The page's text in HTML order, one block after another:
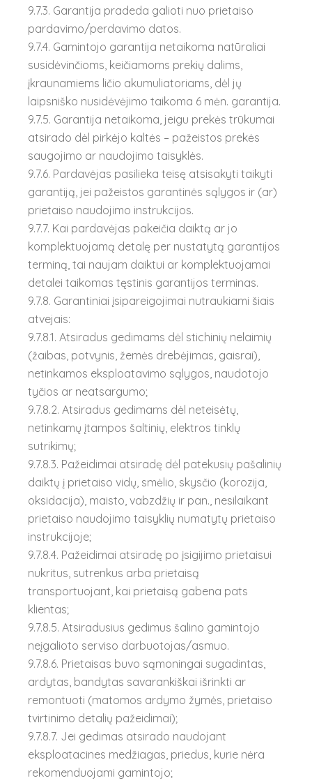
9.7.3. Garantija pradeda galioti nuo prietaiso
pardavimo/perdavimo datos.
9.7.4. Gamintojo garantija netaikoma natūraliai
susidėvinčioms, keičiamoms prekių dalims,
įkraunamiems ličio akumuliatoriams, dėl jų
laipsniško nusidėvėjimo taikoma 6 mėn. garantija.
9.7.5. Garantija netaikoma, jeigu prekės trūkumai
atsirado dėl pirkėjo kaltės – pažeistos prekės
saugojimo ar naudojimo taisyklės.
9.7.6. Pardavėjas pasilieka teisę atsisakyti taikyti
garantiją, jei pažeistos garantinės sąlygos ir (ar)
prietaiso naudojimo instrukcijos.
9.7.7. Kai pardavėjas pakeičia daiktą ar jo
komplektuojamą detalę per nustatytą garantijos
terminą, tai naujam daiktui ar komplektuojamai
detalei taikomas tęstinis garantijos terminas.
9.7.8. Garantiniai įsipareigojimai nutraukiami šiais
atvejais:
9.7.8.1. Atsiradus gedimams dėl stichinių nelaimių
(žaibas, potvynis, žemės drebėjimas, gaisrai),
netinkamos eksploatavimo sąlygos, naudotojo
tyčios ar neatsargumo;
9.7.8.2. Atsiradus gedimams dėl neteisėtų,
netinkamų įtampos šaltinių, elektros tinklų
sutrikimų;
9.7.8.3. Pažeidimai atsiradę dėl patekusių pašalinių
daiktų į prietaiso vidų, smėlio, skysčio (korozija,
oksidacija), maisto, vabzdžių ir pan., nesilaikant
prietaiso naudojimo taisyklių numatytų prietaiso
instrukcijoje;
9.7.8.4. Pažeidimai atsiradę po įsigijimo prietaisui
nukritus, sutrenkus arba prietaisą
transportuojant, kai prietaisą gabena pats
klientas;
9.7.8.5. Atsiradusius gedimus šalino gamintojo
neįgalioto serviso darbuotojas/asmuo.
9.7.8.6. Prietaisas buvo sąmoningai sugadintas,
ardytas, bandytas savarankiškai išrinkti ar
remontuoti (matomos ardymo žymės, prietaiso
tvirtinimo detalių pažeidimai);
9.7.8.7. Jei gedimas atsirado naudojant
eksploatacines medžiagas, priedus, kurie nėra
rekomenduojami gamintojo;